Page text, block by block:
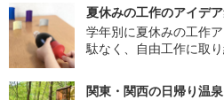
夏休みの工作のアイデ
学年別に夏休みの工作
駄なく、自由工作に取り
関東・関西の日帰り温泉